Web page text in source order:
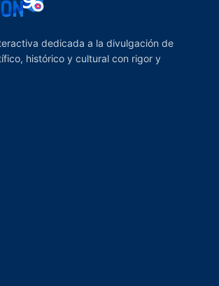
dedicada a la divulgación de
histórico y cultural con rigor y